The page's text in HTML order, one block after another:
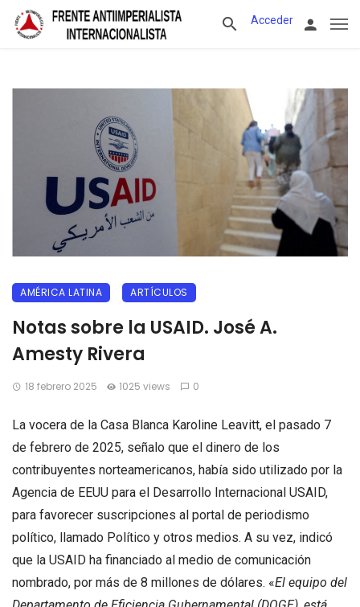
Acceder
AMÉRICA LATINA ARTÍCULOS
Notas sobre la USAID. José A.
Amesty Rivera
18 febrero 2025 1025 views 0
La vocera de la Casa Blanca Karoline Leavitt, el pasado 7
de febrero de 2025, señalo que el dinero de los
contribuyentes norteamericanos, había sido utilizado por la
Agencia de EEUU para el Desarrollo Internacional USAID,
para favorecer suscripciones al portal de periodismo
político, llamado Político y otros medios. A su vez, indicó
que la USAID ha financiado al medio de comunicación
nombrado, por más de 8 millones de dólares. «El equipo del